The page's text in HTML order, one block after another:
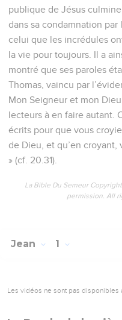
publique de Jésus
dans sa condamnation par
celui que les incrédules
la vie pour toujours. Il a
montré que ses paroles
Thomas, vaincu par
Mon Seigneur et mon
lecteurs à en faire autant.
écrits pour que vous
de Dieu, et qu’en
» (cf. 20.31).
La Bible Du Semeur
permission. All
Jean 1
Les vidéos ne sont pas disponibles